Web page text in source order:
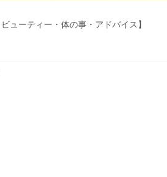
ビューティー・体の事・アドバイス】
こだわり商材】